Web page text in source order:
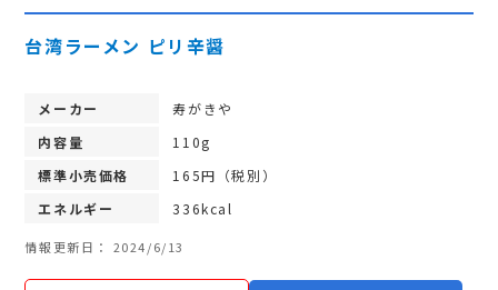
台湾ラーメン ピリ辛醤
メーカー
寿がきや
内容量
110g
標準小売価格
165円（税別）
エネルギー
336kcal
情報更新日： 2024/6/13